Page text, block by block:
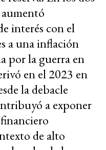
interés con el
a una inflación
por la guerra en
en el 2023 en
la debacle
a exponer
de alto